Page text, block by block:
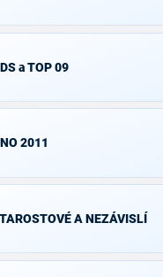
a TOP 09
2011
A NEZÁVISLÍ